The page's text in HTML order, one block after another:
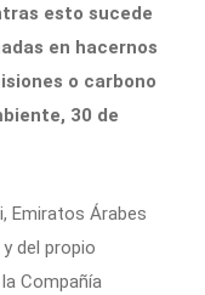
esto sucede
en hacernos
o carbono
30 de
Emiratos Árabes
del propio
Compañía